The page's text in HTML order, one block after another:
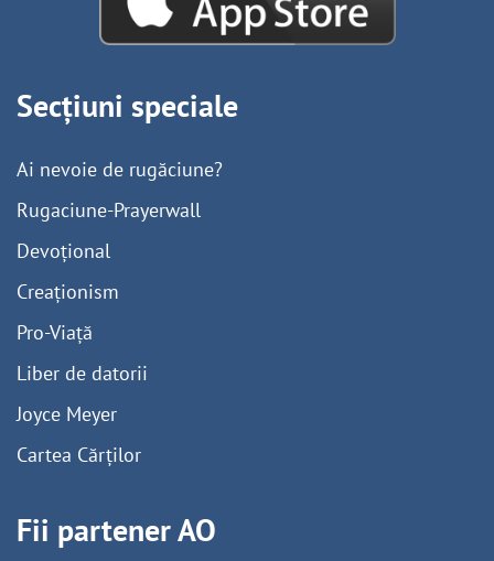
Secțiuni speciale
Ai nevoie de rugăciune?
Rugaciune-Prayerwall
Devoțional
Creaționism
Pro-Viață
Liber de datorii
Joyce Meyer
Cartea Cărților
Fii partener AO